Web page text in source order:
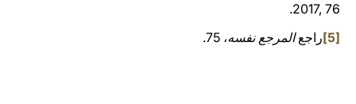
2017, 76.
[5]
راجعالمرجع نفسه، 75.